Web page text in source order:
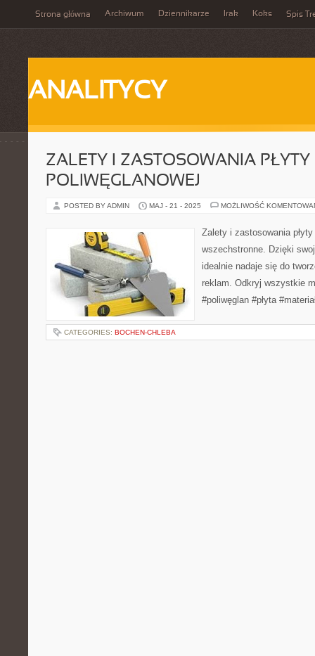
Strona główna Archiwum Dziennikarze Irak Koks Spis
ANALITYCY
ZALETY I ZASTOSOWANIA PŁYTY
POLIWĘGLANOWEJ
POSTED BY ADMIN MAJ - 21 - 2025 MOŻLIWOŚĆ
Zalety i zastosowania
wszechstronne. Dzięki
idealnie nadaje się do
reklam. Odkryj wszystkie
#poliwęglan #płyta
CATEGORIES: BOCHEN-CHLEBA